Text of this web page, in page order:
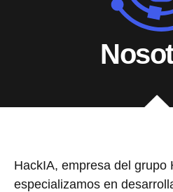
HackIA, empresa del grupo
especializamos en